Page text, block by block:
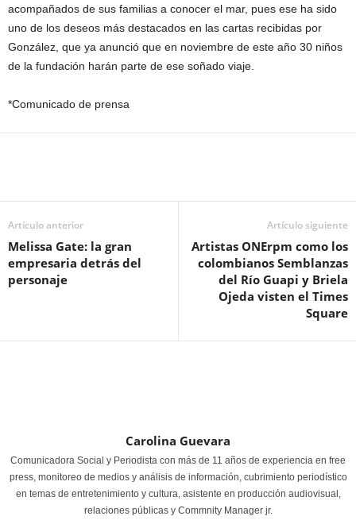
acompañados de sus familias a conocer el mar, pues ese ha sido
uno de los deseos más destacados en las cartas recibidas por
González, que ya anunció que en noviembre de este año 30 niños
de la fundación harán parte de ese soñado viaje.
*Comunicado de prensa
Artículo anterior
Melissa Gate: la gran
empresaria detrás del
personaje
Artículo siguiente
Artistas ONErpm como los
colombianos Semblanzas
del Río Guapi y Briela
Ojeda visten el Times
Square
Carolina Guevara
Comunicadora Social y Periodista con más de 11 años de experiencia en free
press, monitoreo de medios y análisis de información, cubrimiento periodístico
en temas de entretenimiento y cultura, asistente en producción audiovisual,
relaciones públicas y Commnity Manager jr.